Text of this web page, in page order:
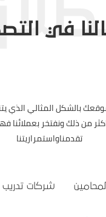
في
بالشكل المثالي
من ذلك ونفتخر بعملائنا
تقدمناواستمراريتنا
شركات تدريب